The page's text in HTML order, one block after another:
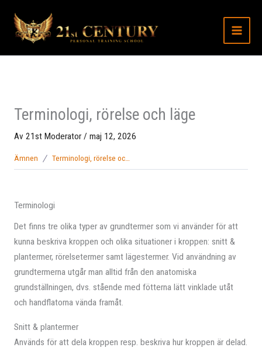
innehåll
Terminologi, rörelse och läge
Av 21st Moderator/ maj 12, 2026
Ämnen Terminologi, rörelse och läge
Terminologi
Det finns tre olika typer av grundtermer som vi använder för att
kunna beskriva kroppen och olika situationer i kroppen: snitt &
plantermer, rörelsetermer samt lägestermer. Vid användning av
grundtermerna utgår man alltid från den anatomiska
grundställningen, dvs. stående med fötterna lätt vinklade utåt
och handflatorna vända framåt.
Snitt & plantermer
Används för att dela kroppen resp. beskriva hur kroppen är delad.